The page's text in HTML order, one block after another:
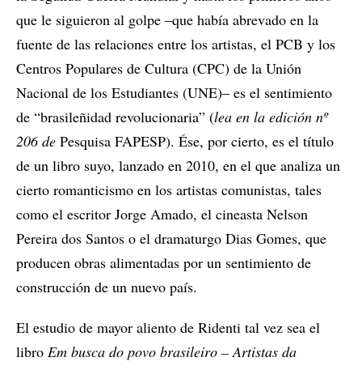
que le siguieron al golpe ‒que había abrevado en la
fuente de las relaciones entre los artistas, el PCB y los
Centros Populares de Cultura (CPC) de la Unión
Nacional de los Estudiantes (UNE)‒ es el sentimiento
de “brasileñidad revolucionaria” (lea en la edición nº
206 de Pesquisa FAPESP). Ése, por cierto, es el título
de un libro suyo, lanzado en 2010, en el que analiza un
cierto romanticismo en los artistas comunistas, tales
como el escritor Jorge Amado, el cineasta Nelson
Pereira dos Santos o el dramaturgo Dias Gomes, que
producen obras alimentadas por un sentimiento de
construcción de un nuevo país.
El estudio de mayor aliento de Ridenti tal vez sea el
libro Em busca do povo brasileiro – Artistas da